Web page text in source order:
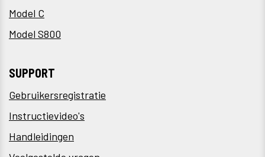
Model C
Model S800
SUPPORT
Gebruikersregistratie
Instructievideo's
Handleidingen